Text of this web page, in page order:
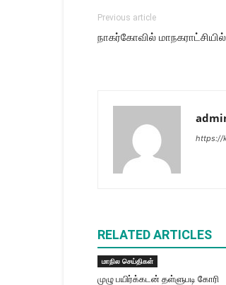
Previous article
நாகர்கோவில்
https://
RELATED ARTICLES
மாநில செய்திகள்
முழு பயிர்க்கடன் தள்ளுபடி கோரி